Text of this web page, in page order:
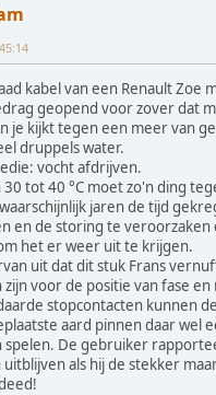
kabel van een Renault Zoe
geopend voor zover dat
je kijkt tegen een meer van
druppels water.
vocht afdrijven.
tot 40 °C moet zo'n ding
jaren de tijd
en de storing te veroorzaken
het er weer uit te krijgen.
uit dat dit stuk Frans
voor de positie van fase en
stopcontacten kunnen
aard pinnen daar wel
spelen. De gebruiker
als hij de stekker